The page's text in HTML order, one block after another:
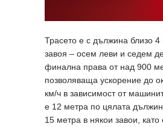
Трасето е с дължина близо
завоя – осем леви и седем
финална права от над 900
позволяваща ускорение до
км/ч в зависимост от
е 12 метра по цялата
15 метра в някои завои,